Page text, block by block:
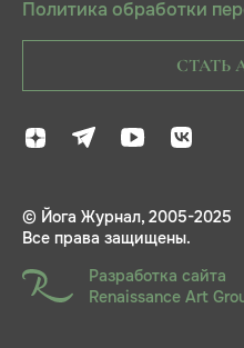
Политика обработки
СТАТЬ
© Йога Журнал, 2005-2025
Все права защищены.
Разработка сайта
Renaissance Art